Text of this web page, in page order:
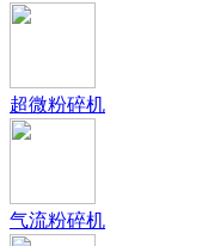
超微粉碎机
气流粉碎机